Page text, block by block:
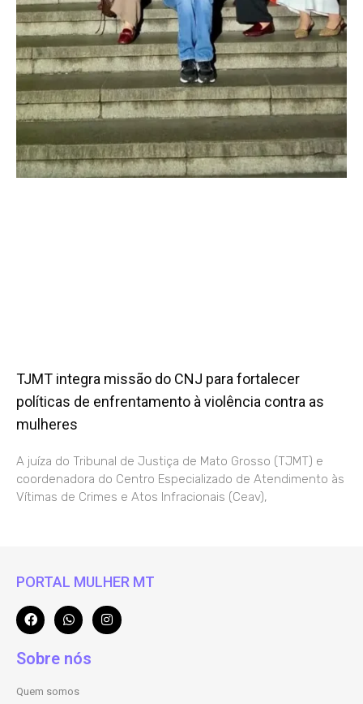
TJMT integra missão do CNJ para fortalecer
políticas de enfrentamento à violência contra as
mulheres
A juíza do Tribunal de Justiça de Mato Grosso (TJMT) e
coordenadora do Centro Especializado de Atendimento às
Vítimas de Crimes e Atos Infracionais (Ceav),
PORTAL MULHER MT
Sobre nós
Quem somos